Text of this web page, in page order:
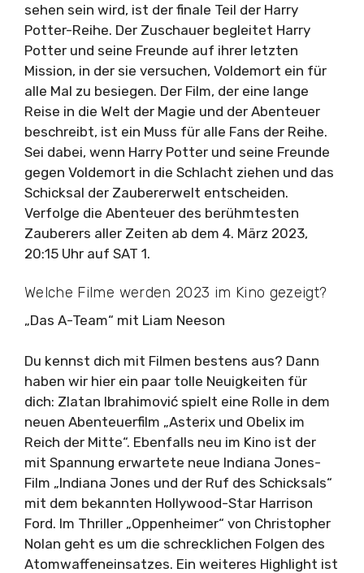
sehen sein wird, ist der finale Teil der Harry
Potter-Reihe. Der Zuschauer begleitet Harry
Potter und seine Freunde auf ihrer letzten
Mission, in der sie versuchen, Voldemort ein für
alle Mal zu besiegen. Der Film, der eine lange
Reise in die Welt der Magie und der Abenteuer
beschreibt, ist ein Muss für alle Fans der Reihe.
Sei dabei, wenn Harry Potter und seine Freunde
gegen Voldemort in die Schlacht ziehen und das
Schicksal der Zaubererwelt entscheiden.
Verfolge die Abenteuer des berühmtesten
Zauberers aller Zeiten ab dem 4. März 2023,
20:15 Uhr auf SAT 1.
Welche Filme werden 2023 im Kino gezeigt?
„Das A-Team“ mit Liam Neeson
Du kennst dich mit Filmen bestens aus? Dann
haben wir hier ein paar tolle Neuigkeiten für
dich: Zlatan Ibrahimović spielt eine Rolle in dem
neuen Abenteuerfilm „Asterix und Obelix im
Reich der Mitte“. Ebenfalls neu im Kino ist der
mit Spannung erwartete neue Indiana Jones-
Film „Indiana Jones und der Ruf des Schicksals“
mit dem bekannten Hollywood-Star Harrison
Ford. Im Thriller „Oppenheimer“ von Christopher
Nolan geht es um die schrecklichen Folgen des
Atomwaffeneinsatzes. Ein weiteres Highlight ist